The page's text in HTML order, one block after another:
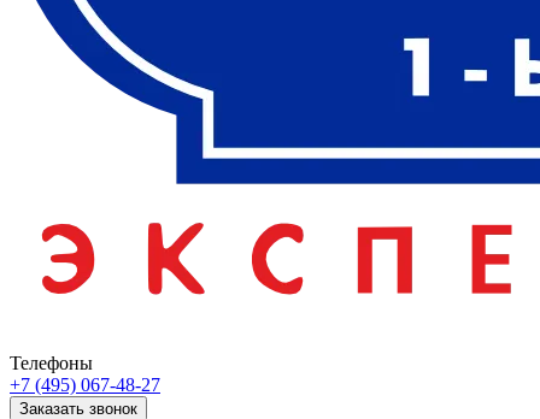
Телефоны
+7 (495) 067-48-27
Заказать звонок